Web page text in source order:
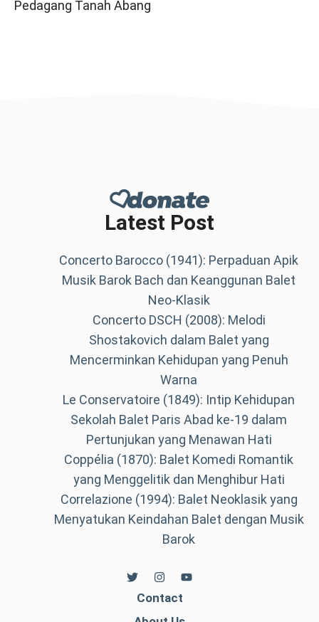
Pedagang Tanah Abang
Latest Post
Concerto Barocco (1941): Perpaduan Apik
Musik Barok Bach dan Keanggunan Balet
Neo-Klasik
Concerto DSCH (2008): Melodi
Shostakovich dalam Balet yang
Mencerminkan Kehidupan yang Penuh
Warna
Le Conservatoire (1849): Intip Kehidupan
Sekolah Balet Paris Abad ke-19 dalam
Pertunjukan yang Menawan Hati
Coppélia (1870): Balet Komedi Romantik
yang Menggelitik dan Menghibur Hati
Correlazione (1994): Balet Neoklasik yang
Menyatukan Keindahan Balet dengan Musik
Barok
Contact